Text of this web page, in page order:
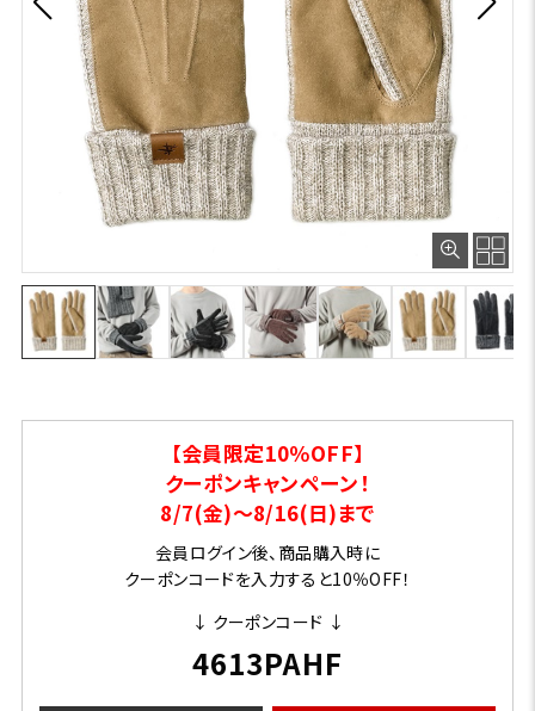
【会員限定10％OFF】
クーポンキャンペーン！
8/7(金)～8/16(日)まで
会員ログイン後、商品購入時に
クーポンコードを入力すると10％OFF！
↓ クーポンコード ↓
4613PAHF